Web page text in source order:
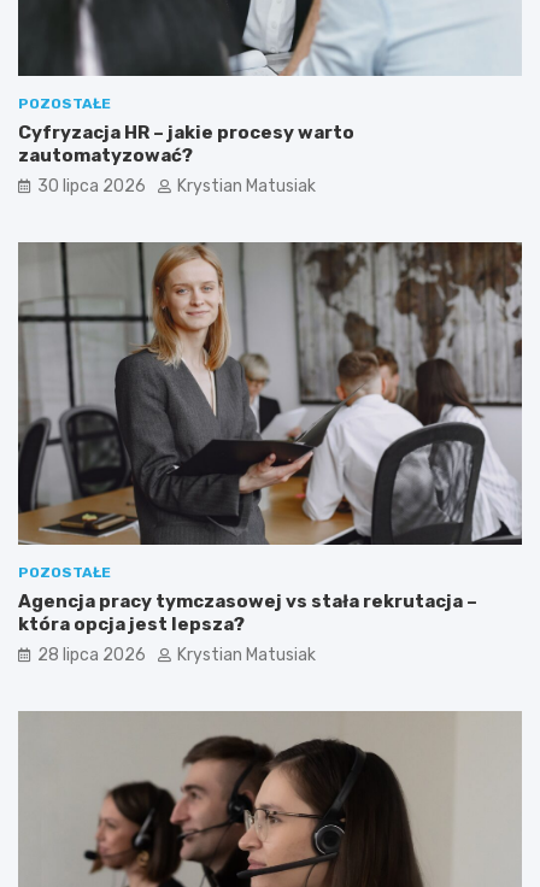
POZOSTAŁE
Cyfryzacja HR – jakie procesy warto
zautomatyzować?
30 lipca 2026 Krystian Matusiak
POZOSTAŁE
Agencja pracy tymczasowej vs stała rekrutacja –
która opcja jest lepsza?
28 lipca 2026 Krystian Matusiak